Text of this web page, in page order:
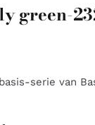
green-
serie van